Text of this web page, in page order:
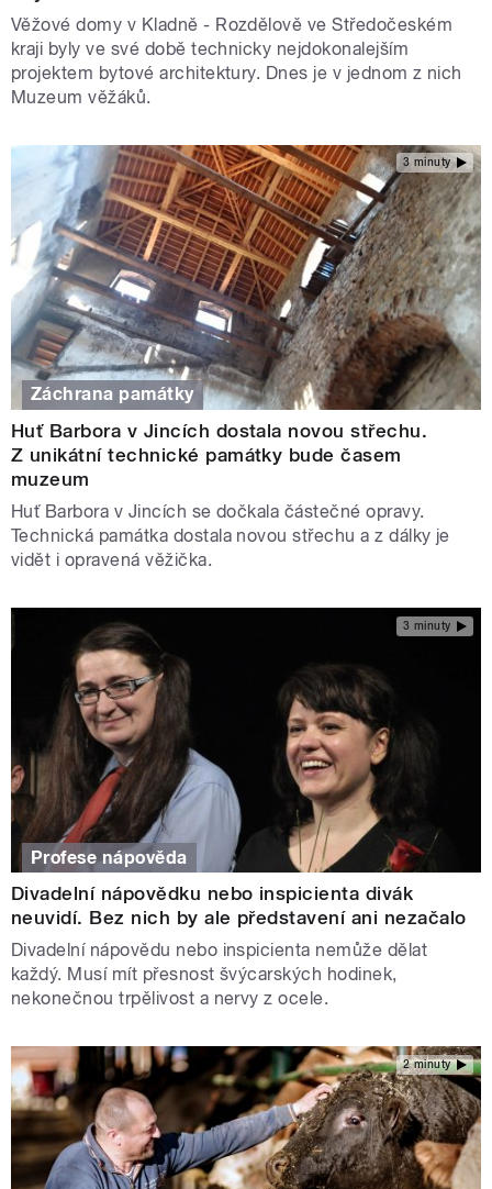
Věžové domy v Kladně - Rozdělově ve Středočeském
kraji byly ve své době technicky nejdokonalejším
projektem bytové architektury. Dnes je v jednom z nich
Muzeum věžáků.
3 minuty
Záchrana památky
Huť Barbora v Jincích dostala novou střechu.
Z unikátní technické památky bude časem
muzeum
Huť Barbora v Jincích se dočkala částečné opravy.
Technická památka dostala novou střechu a z dálky je
vidět i opravená věžička.
3 minuty
Profese nápověda
Divadelní nápovědku nebo inspicienta divák
neuvidí. Bez nich by ale představení ani nezačalo
Divadelní nápovědu nebo inspicienta nemůže dělat
každý. Musí mít přesnost švýcarských hodinek,
nekonečnou trpělivost a nervy z ocele.
2 minuty